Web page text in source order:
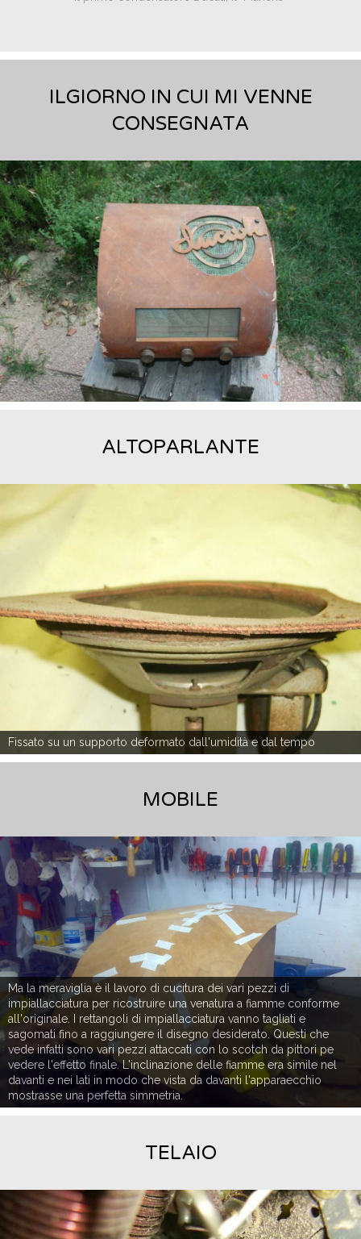
ILGIORNO IN CUI MI VENNE
CONSEGNATA
ALTOPARLANTE
Fissato su un supporto deformato dall'umidità e dal tempo
MOBILE
Ma la meraviglia è il lavoro di cucitura dei vari pezzi di
impiallacciatura per ricostruire una venatura a fiamme conforme
all'originale. I rettangoli di impiallacciatura vanno tagliati e
sagomati fino a raggiungere il disegno desiderato. Questi che
vede infatti sono vari pezzi attaccati con lo scotch da pittori pe
vedere l'effetto finale. L'inclinazione delle fiamme era simile nel
davanti e nei lati in modo che vista da davanti l'apparaecchio
mostrasse una perfetta simmetria.
TELAIO